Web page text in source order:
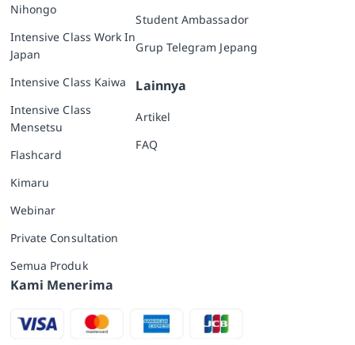
Nihongo
Intensive Class Work In
Japan
Intensive Class Kaiwa
Intensive Class
Mensetsu
Flashcard
Kimaru
Webinar
Private Consultation
Semua Produk
Student Ambassador
Grup Telegram Jepang
Lainnya
Artikel
FAQ
Kami Menerima